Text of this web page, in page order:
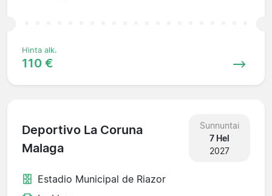
Hinta alk.
110 €
Deportivo La Coruna
Malaga
Sunnuntai
7 Hel
2027
Estadio Municipal de Riazor